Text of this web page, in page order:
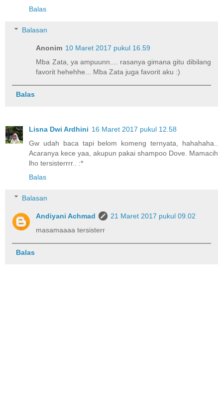
Balas
Balasan
Anonim 10 Maret 2017 pukul 16.59
Mba Zata, ya ampuunn.... rasanya gimana gitu dibilang
favorit hehehhe... Mba Zata juga favorit aku :)
Balas
Lisna Dwi Ardhini 16 Maret 2017 pukul 12.58
Gw udah baca tapi belom komeng ternyata, hahahaha..
Acaranya kece yaa, akupun pakai shampoo Dove. Mamacih
lho tersisterrrr.. :*
Balas
Balasan
Andiyani Achmad
21 Maret 2017 pukul 09.02
masamaaaa tersisterr
Balas